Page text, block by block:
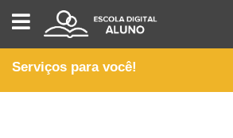
ESCOLA
DIGITAL
-
ALUNO
Serviços para você!